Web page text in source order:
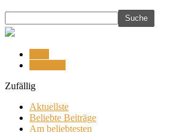
Zufällig
Aktuellste
Beliebte Beiträge
Am beliebtesten